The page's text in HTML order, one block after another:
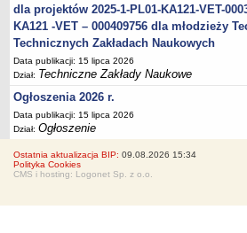
dla projektów 2025-1-PL01-KA121-VET-
KA121 -VET – 000409756 dla młodzieży
Technicznych Zakładach Naukowych
Data publikacji: 15 lipca 2026
Dział: Techniczne Zakłady Naukowe
Ogłoszenia 2026 r.
Data publikacji: 15 lipca 2026
Dział:Ogłoszenie
Ostatnia aktualizacja BIP: 09.08.2026 15:34
Polityka Cookies
CMS i hosting: Logonet Sp. z o.o.